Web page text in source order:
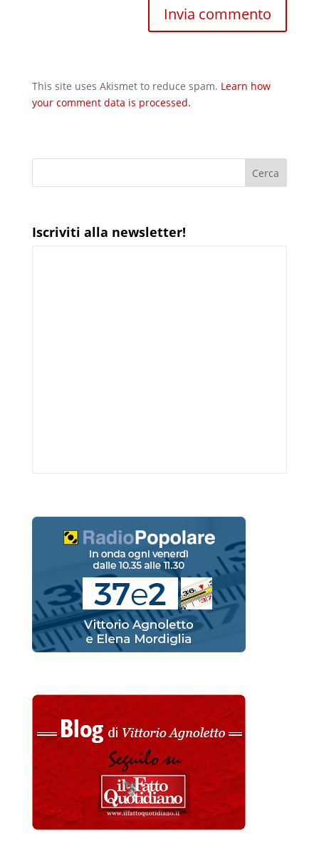
This site uses Akismet to reduce spam. Learn how
your comment data is processed.
Iscriviti alla newsletter!